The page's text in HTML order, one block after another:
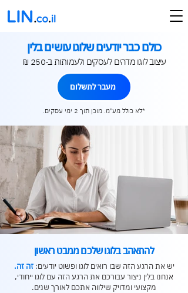
כולם כבר יודעים שלוגו עושים בלין
עיצוב לוגו מדהים לעסקים ולעמותות ב-250 ₪
מעבר לתשלום
*לא כולל מע"מ. מוכן תוך 2 ימי עסקים.
להתאהב בלוגו שלכם ממבט ראשון
יש את הרגע הזה שבו רואים לוגו ופשוט יודעים:זה זה.
אנחנו בלין ניצור עבורכם את הרגע הזה עם לוגו ייחודי,
מקצועי ומדויק שילווה אתכם לאורך שנים.